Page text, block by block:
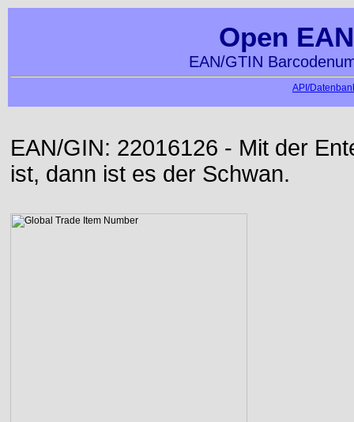
Open
EAN/GTIN
API/
EAN/GIN: 22016126 - Mit der
ist, dann ist es der Schwan.